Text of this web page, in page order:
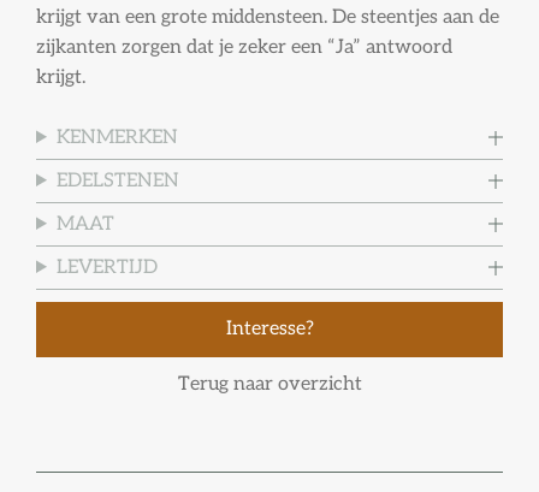
krijgt van een grote middensteen. De steentjes aan de
zijkanten zorgen dat je zeker een “Ja” antwoord
krijgt.
KENMERKEN
EDELSTENEN
MAAT
LEVERTIJD
Interesse?
Terug naar overzicht